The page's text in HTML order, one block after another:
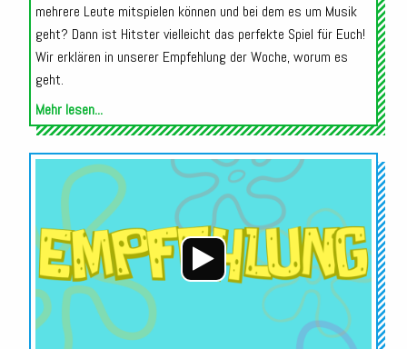
mehrere Leute mitspielen können und bei dem es um Musik
geht? Dann ist Hitster vielleicht das perfekte Spiel für Euch!
Wir erklären in unserer Empfehlung der Woche, worum es
geht.
Mehr lesen...
Audio-
Player